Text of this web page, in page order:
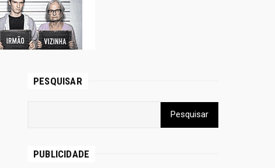
PESQUISAR
PUBLICIDADE